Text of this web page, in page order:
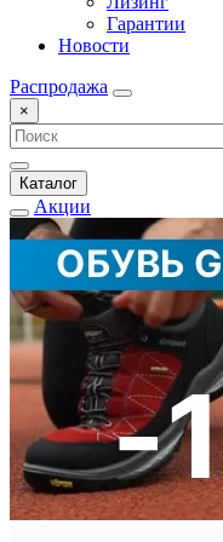
Гарантии
Новости
Распродажа
×
Каталог
Акции